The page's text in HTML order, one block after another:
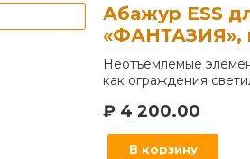
Абажур ESS
«ФАНТАЗИЯ»,
Неотъемлемые
как ограждения
₽ 4 200.00
В корзину